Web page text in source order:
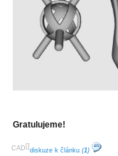
Gratulujeme!
[
CAD ]
diskuze k článku (1 )